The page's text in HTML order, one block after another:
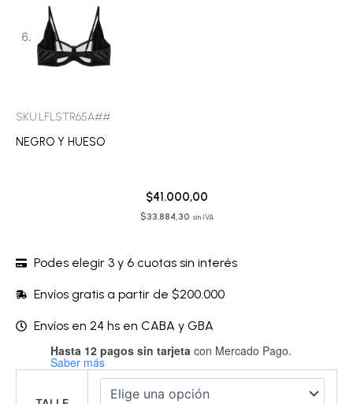
SKU:LFLSTR65A##
NEGRO Y HUESO
$41.000,00
$33.884,30 sin IVA
Podes elegir 3 y 6 cuotas sin interés
Envíos gratis a partir de $200.000
Envíos en 24 hs en CABA y GBA
Hasta 12 pagos sin tarjeta con Mercado Pago.
Saber más
Corpiño
con